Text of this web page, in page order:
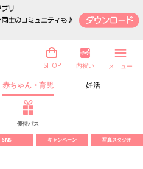
赤ちゃん・育児 妊活
SHOP 内祝い メニュー
優待パス
SNS キャンペーン 写真スタジオ